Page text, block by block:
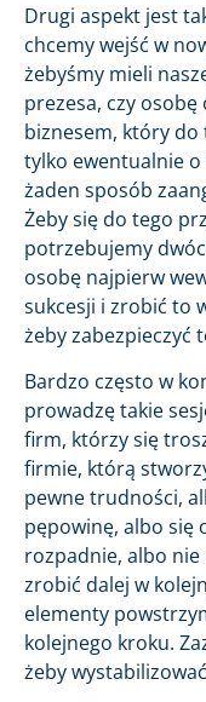
Drugi aspekt jest
chcemy wejść w
żebyśmy mieli
prezesa, czy
biznesem, który
tylko ewentualnie o
żaden sposób
Żeby się do tego
potrzebujemy
osobę najpierw
sukcesji i zrobić to
żeby zabezpieczyć
Bardzo często w
prowadzę takie
firm, którzy się
firmie, którą
pewne trudności,
pępowinę, albo się
rozpadnie, albo nie
zrobić dalej w
elementy
kolejnego kroku.
żeby